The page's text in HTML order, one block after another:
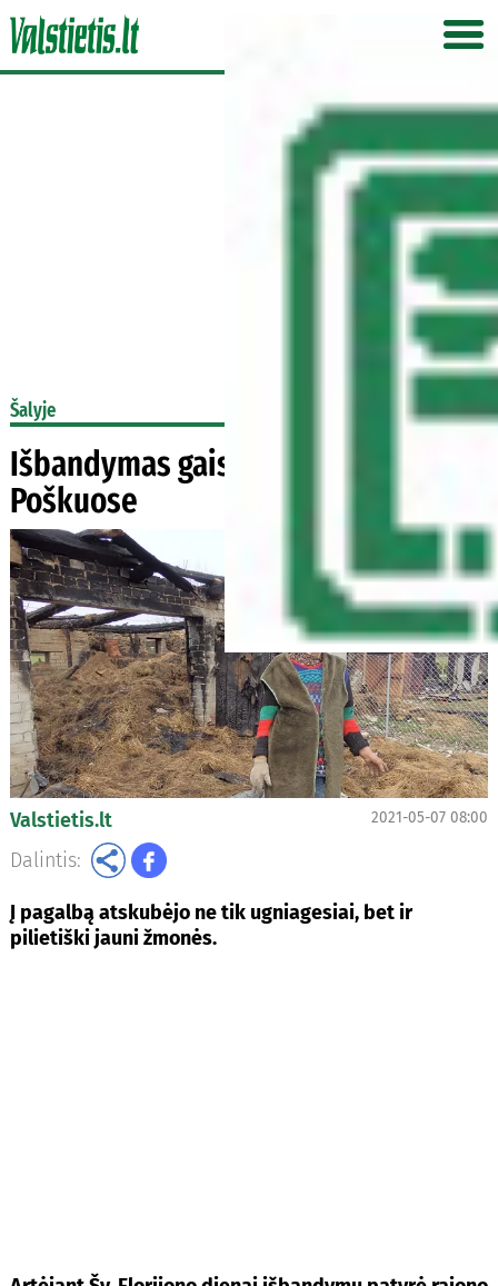
Šalyje
Išbandymas gaisrais Vilkiuose ir
Poškuose
Valstietis.lt 2021-05-07 08:00
Dalintis:
Į pagalbą atskubėjo ne tik ugniagesiai, bet ir
pilietiški jauni žmonės.